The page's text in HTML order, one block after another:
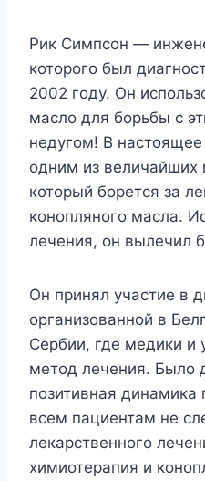
Рик Симпсон —
которого был
2002 году. Он
масло для борьбы с
недугом! В
одним из величайших
который борется за
конопляного масла.
лечения, он вылечил
Он принял участие в
организованной в
Сербии, где медики и
метод лечения. Было
позитивная динамика
всем пациентам не
лекарственного
химиотерапия и